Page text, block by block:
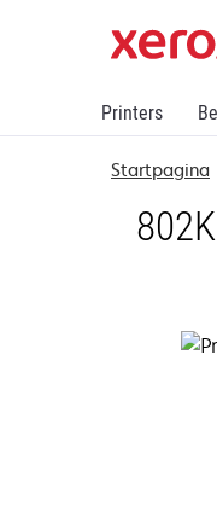
Printers
Startpagina